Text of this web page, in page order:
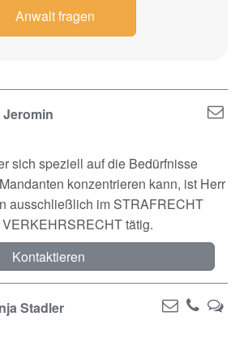
Anwalt fragen
sich speziell auf die Bedürfnisse
konzentrieren kann, ist Herr
ausschließlich im STRAFRECHT
tätig.
Kontaktieren
Stadler